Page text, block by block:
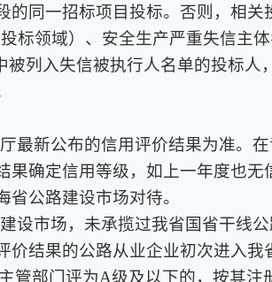
同一招标项目投标。否则，相关
标领域）、安全生产严重失信主
列入失信被执行人名单的投标人
最新公布的信用评价结果为准。
确定信用等级，如上一年度也无
公路建设市场对待。
设市场，未承揽过我省国省干线
结果的公路从业企业初次进入我
部门评为A级及以下的，按其注